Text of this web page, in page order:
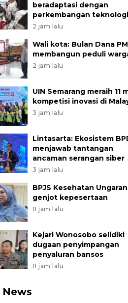
beradaptasi dengan
perkembangan teknologi
2 jam lalu
Wali kota: Bulan Dana
membangun peduli
2 jam lalu
UIN Semarang meraih 11
kompetisi inovasi di
3 jam lalu
Lintasarta: Ekosistem
menjawab tantangan
ancaman serangan siber
3 jam lalu
BPJS Kesehatan Ungaran
genjot kepesertaan
11 jam lalu
Kejari Wonosobo selidiki
dugaan penyimpangan
penyaluran bansos
11 jam lalu
News